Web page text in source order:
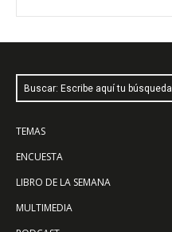
Buscar: Escribe aquí tu búsqueda
TEMAS
ENCUESTA
LIBRO DE LA SEMANA
MULTIMEDIA